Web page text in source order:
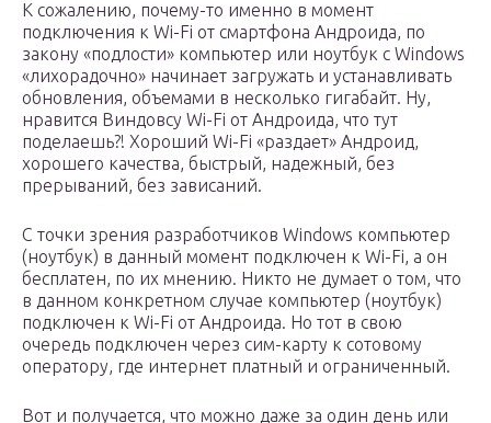
К сожалению, почему-то именно в момент
подключения к Wi-Fi от смартфона Андроида, по
закону «подлости» компьютер или ноутбук с Windows
«лихорадочно» начинает загружать и устанавливать
обновления, объемами в несколько гигабайт. Ну,
нравится Виндовсу Wi-Fi от Андроида, что тут
поделаешь?! Хороший Wi-Fi «раздает» Андроид,
хорошего качества, быстрый, надежный, без
прерываний, без зависаний.
С точки зрения разработчиков Windows компьютер
(ноутбук) в данный момент подключен к Wi-Fi, а он
бесплатен, по их мнению. Никто не думает о том, что
в данном конкретном случае компьютер (ноутбук)
подключен к Wi-Fi от Андроида. Но тот в свою
очередь подключен через сим-карту к сотовому
оператору, где интернет платный и ограниченный.
Вот и получается, что можно даже за один день или